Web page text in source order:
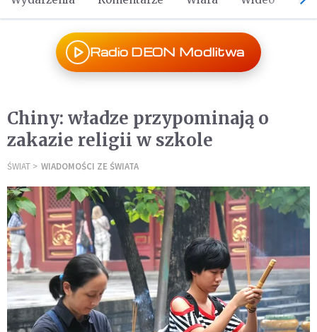
Radio DEON Modlitwa
Chiny: władze przypominają o
zakazie religii w szkole
ŚWIAT WIADOMOŚCI ZE ŚWIATA